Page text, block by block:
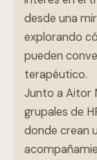
desde una
explorando
pueden
terapéutico.
Junto a Aitor
grupales de
donde crean